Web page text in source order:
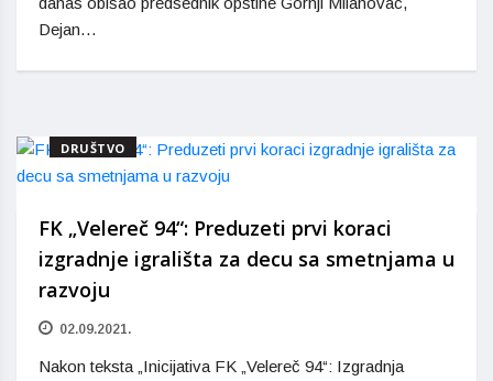
Dejan…
DRUŠTVO
FK „Velereč 94“: Preduzeti prvi koraci
izgradnje igrališta za decu sa smetnjama u
razvoju
02.09.2021.
Nakon teksta „Inicijativa FK „Velereč 94“: Izgradnja